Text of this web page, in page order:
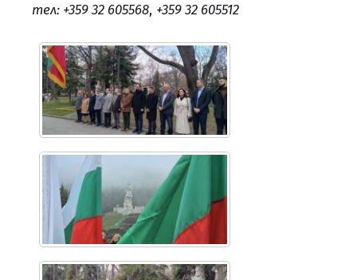
тел: +359 32 605568, +359 32 605512